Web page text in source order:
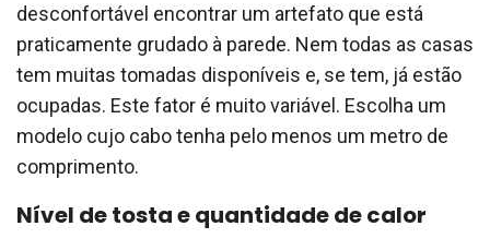
desconfortável encontrar um artefato que está
praticamente grudado à parede. Nem todas as casas
tem muitas tomadas disponíveis e, se tem, já estão
ocupadas. Este fator é muito variável. Escolha um
modelo cujo cabo tenha pelo menos um metro de
comprimento.
Nível de tosta e quantidade de calor